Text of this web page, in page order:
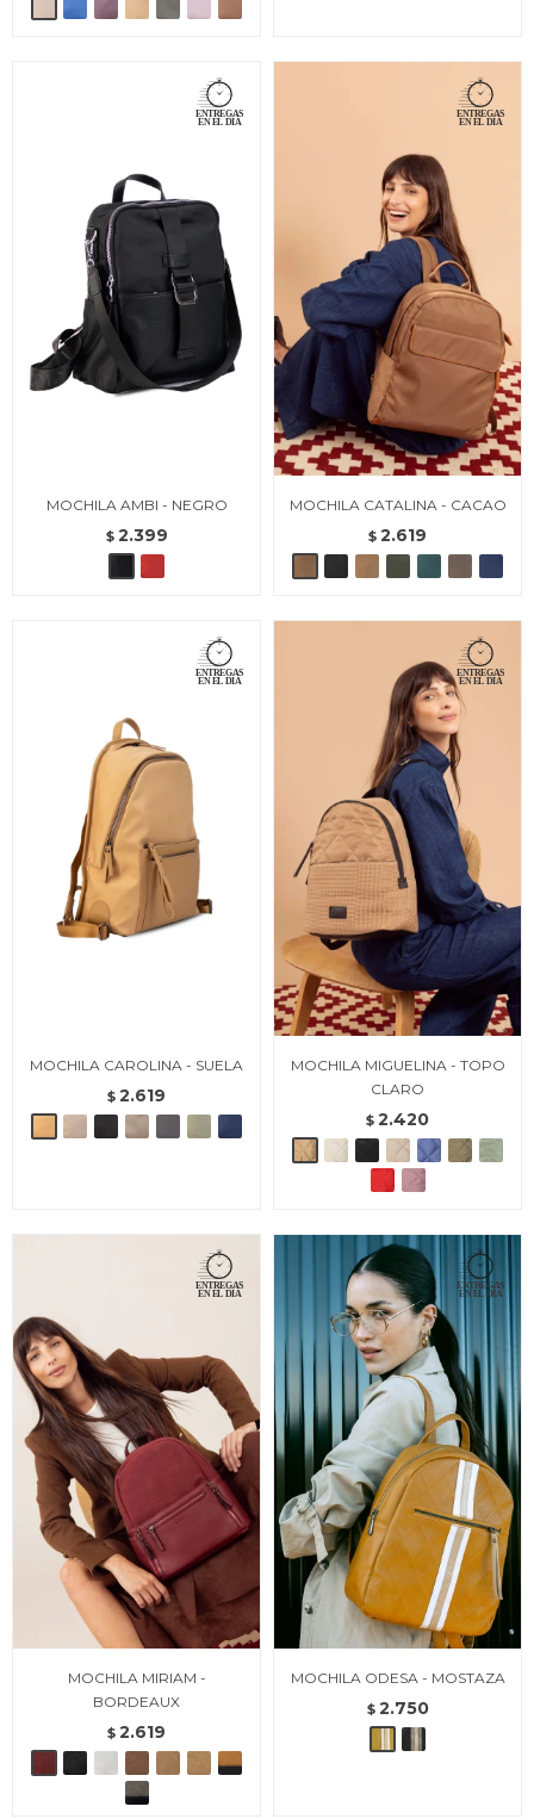
MOCHILA AMBI - NEGRO
$ 2.399
MOCHILA CATALINA - CACAO
$ 2.619
MOCHILA CAROLINA - SUELA
$ 2.619
MOCHILA MIGUELINA - TOPO
CLARO
$ 2.420
MOCHILA MIRIAM -
BORDEAUX
$ 2.619
MOCHILA ODESA - MOSTAZA
$ 2.750